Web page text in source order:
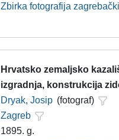
Zbirka fotografija
Hrvatsko zemaljsko
izgradnja, konstrukcija
Dryak, Josip (fotograf)
Zagreb
1895. g.